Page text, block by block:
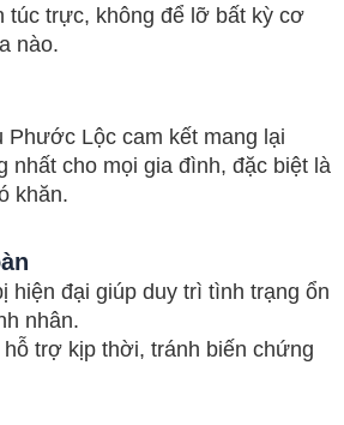
túc trực, không để lỡ bất kỳ cơ
nào.
Phước Lộc cam kết mang lại
nhất cho mọi gia đình, đặc biệt là
khăn.
hiện đại giúp duy trì tình trạng ổn
nhân.
trợ kịp thời, tránh biến chứng